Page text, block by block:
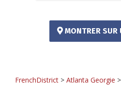
MONTRER SUR
FrenchDistrict >Atlanta Georgie